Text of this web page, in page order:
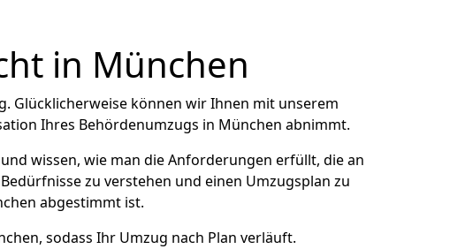
in München
Glücklicherweise können wir Ihnen mit unserem
Ihres Behördenumzugs in München abnimmt.
wissen, wie man die Anforderungen erfüllt, die an
zu verstehen und einen Umzugsplan zu
abgestimmt ist.
sodass Ihr Umzug nach Plan verläuft.